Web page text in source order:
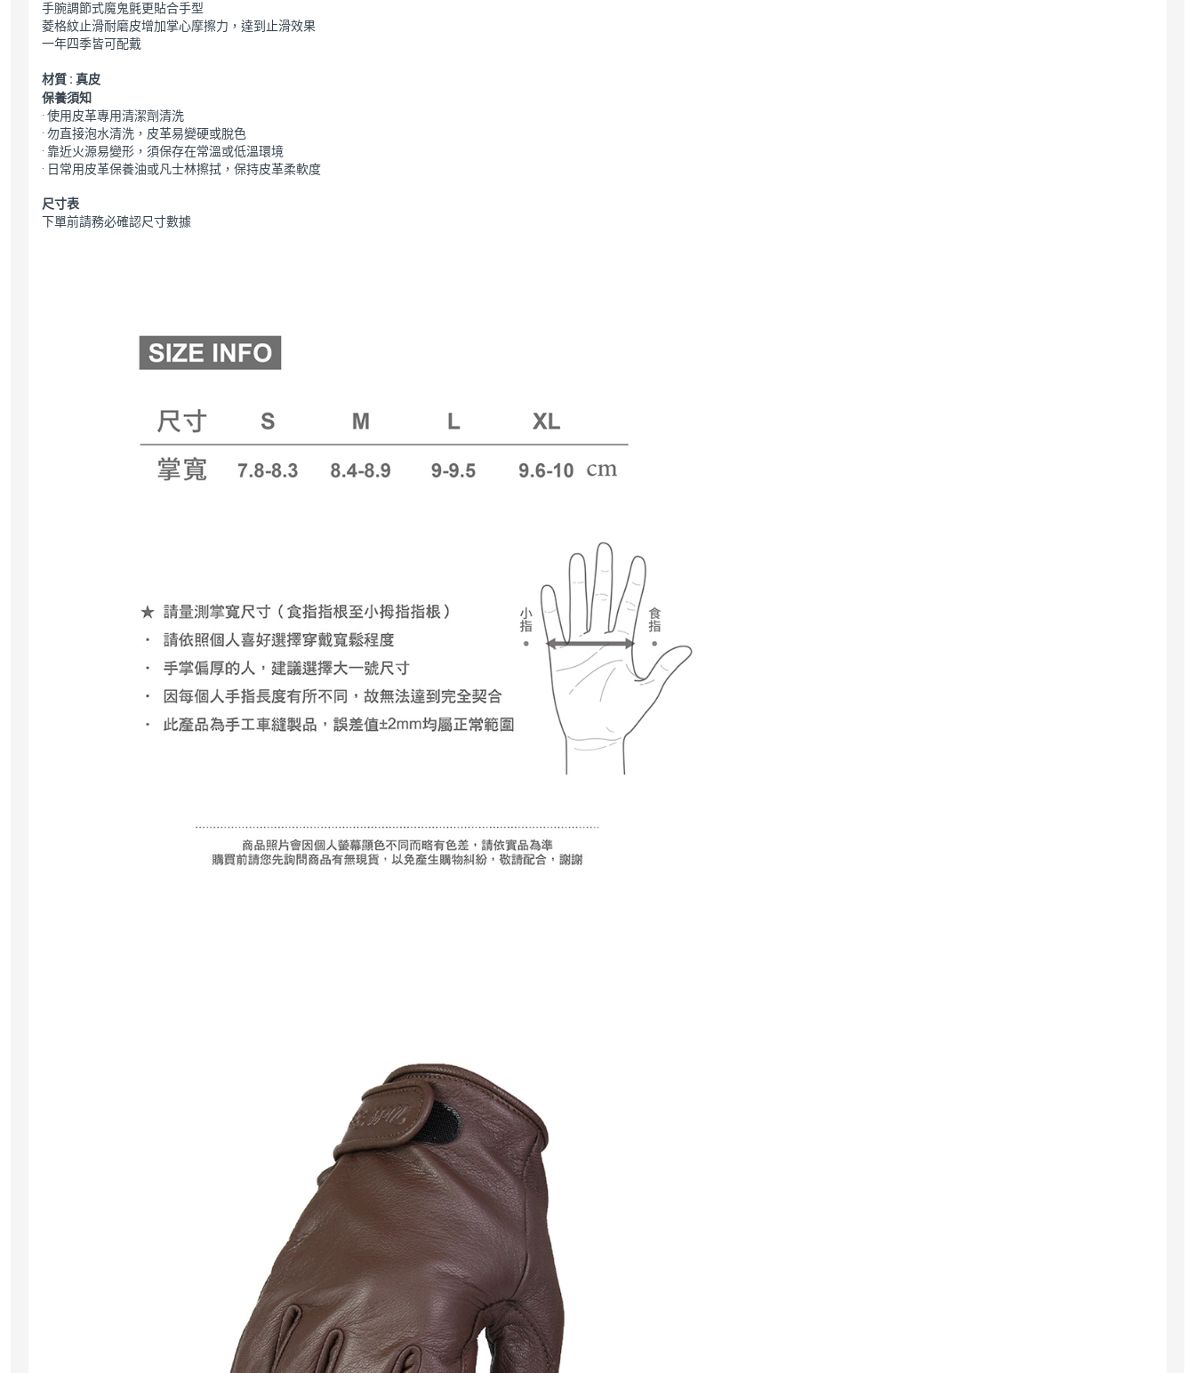
手腕調節式魔鬼氈更貼合手型
菱格紋止滑耐磨皮增加掌心摩擦力，達到止滑效果
一年四季皆可配戴
材質 : 真皮
保養須知
· 使用皮革專用清潔劑清洗
· 勿直接泡水清洗，皮革易變硬或脫色
· 靠近火源易變形，須保存在常溫或低溫環境
· 日常用皮革保養油或凡士林擦拭，保持皮革柔軟度
尺寸表
下單前請務必確認尺寸數據